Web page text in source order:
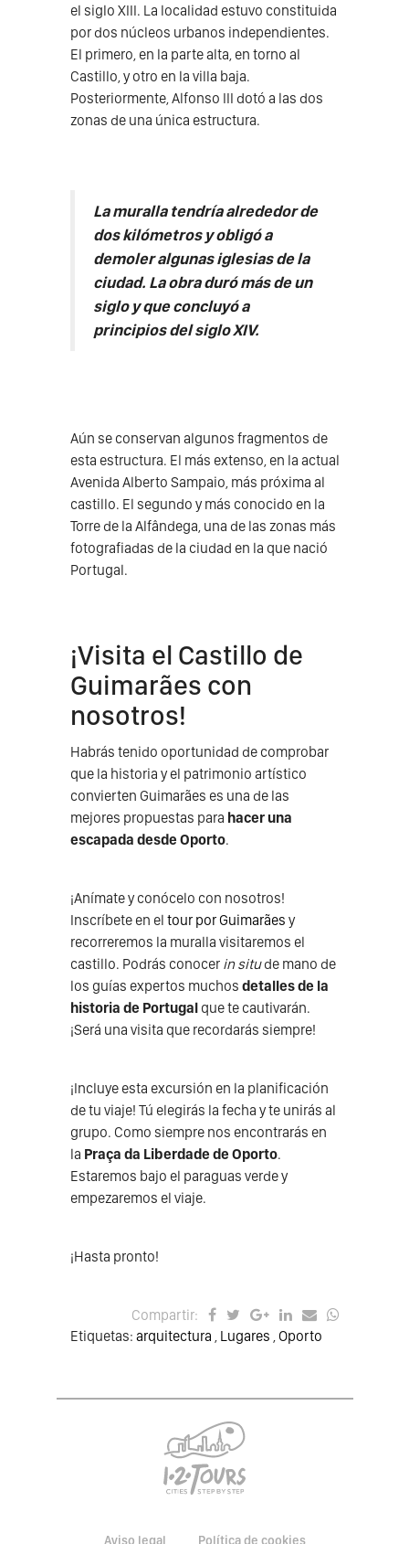
el siglo XIII. La localidad estuvo constituida
por dos núcleos urbanos independientes.
El primero, en la parte alta, en torno al
Castillo, y otro en la villa baja.
Posteriormente, Alfonso III dotó a las dos
zonas de una única estructura.
La muralla tendría alrededor de
dos kilómetros y obligó a
demoler algunas iglesias de la
ciudad. La obra duró más de un
siglo y que concluyó a
principios del siglo XIV.
Aún se conservan algunos fragmentos de
esta estructura. El más extenso, en la actual
Avenida Alberto Sampaio, más próxima al
castillo. El segundo y más conocido en la
Torre de la Alfândega, una de las zonas más
fotografiadas de la ciudad en la que nació
Portugal.
¡Visita el Castillo de
Guimarães con
nosotros!
Habrás tenido oportunidad de comprobar
que la historia y el patrimonio artístico
convierten Guimarães es una de las
mejores propuestas para hacer una
escapada desde Oporto.
¡Anímate y conócelo con nosotros!
Inscríbete en el tour por Guimarães y
recorreremos la muralla visitaremos el
castillo. Podrás conocer in situde mano de
los guías expertos muchos detalles de la
historia de Portugalque te cautivarán.
¡Será una visita que recordarás siempre!
¡Incluye esta excursión en la planificación
de tu viaje! Tú elegirás la fecha y te unirás al
grupo. Como siempre nos encontrarás en
la Praça da Liberdade de Oporto.
Estaremos bajo el paraguas verde y
empezaremos el viaje.
¡Hasta pronto!
Compartir:
Etiquetas: arquitectura , Lugares , Oporto
Aviso legal Política de cookies